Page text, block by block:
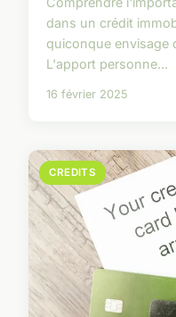
dans un crédit
quiconque envisage
L'apport personne...
16 février 2025
CREDITS